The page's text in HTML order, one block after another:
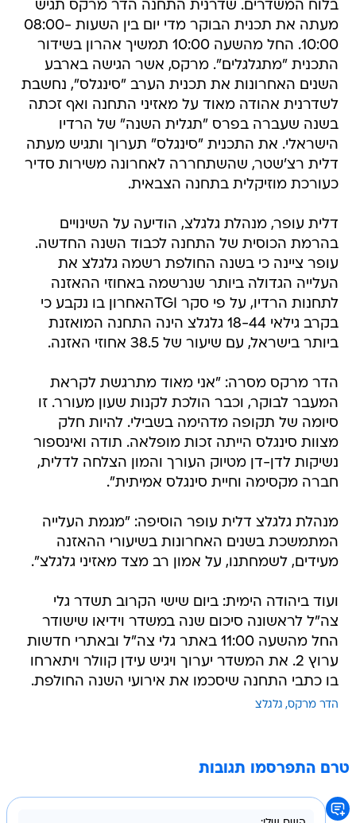
בלוח המשדרים. שדרנית התחנה הדר מרקס תגיש
מעתה את תכנית הבוקר מדי יום בין השעות 08:00-
10:00. החל מהשעה 10:00 תמשיך אהרון בשידור
התכנית "מתגלגלים". מרקס, אשר הגישה בארבע
השנים האחרונות את תכנית הערב "סינגלס", נחשבת
לשדרנית אהודה מאוד על מאזיני התחנה ואף זכתה
בשנה שעברה בפרס "תגלית השנה" של הרדיו
הישראלי. את התכנית "סינגלס" תערוך ותגיש מעתה
דלית רצ'שטר, שהשתחררה לאחרונה משירות סדיר
כעורכת מוזיקלית בתחנה הצבאית.
דלית עופר, מנהלת גלגלצ, הודיעה על השינויים
בהרמת הכוסית של התחנה לכבוד השנה החדשה.
עופר ציינה כי בשנה החולפת רשמה גלגלצ את
העלייה הגדולה ביותר שנרשמה באחוזי ההאזנה
לתחנות הרדיו, על פי סקר TGIהאחרון בו נקבע כי
בקרב גילאי 18-44 גלגלצ הינה התחנה המואזנת
ביותר בישראל, עם שיעור של 38.5 אחוזי האזנה.
הדר מרקס מסרה: "אני מאוד מתרגשת לקראת
המעבר לבוקר, וכבר הולכת לקנות שעון מעורר. זו
סיומה של תקופה מדהימה בשבילי. להיות חלק
מצוות סינגלס הייתה זכות מופלאה. תודה ואינספור
נשיקות לדן-דן מטיוק העורך והמון הצלחה לדלית,
חברה מקסימה וחיית סינגלס אמיתית".
מנהלת גלגלצ דלית עופר הוסיפה: "מגמת העלייה
המתמשכת בשנים האחרונות בשיעורי ההאזנה
מעידים, לשמחתנו, על אמון רב מצד מאזיני גלגלצ".
ועוד ביהודה הימית: ביום שישי הקרוב תשדר גלי
צה"ל לראשונה סיכום שנה במשדר וידיאו שישודר
החל מהשעה 11:00 באתר גלי צה"ל ובאתרי חדשות
ערוץ 2. את המשדר יערוך ויגיש עידן קוולר ויתארחו
בו כתבי התחנה שיסכמו את אירועי השנה החולפת.
הדר מרקס גלגלצ
טרם התפרסמו תגובות